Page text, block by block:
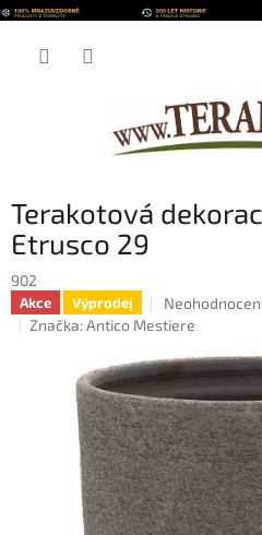
Přejít
obsah
Terakotová
Etrusco 29
902
Akce Výprodej
Průměrné
hodnocení
je
0,0
z
5
hvězdiček.
Značka:Antico Mestiere